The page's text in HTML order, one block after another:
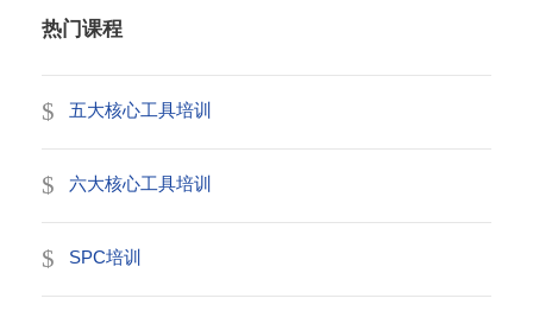
热门课程
五大核心工具培训
六大核心工具培训
SPC培训